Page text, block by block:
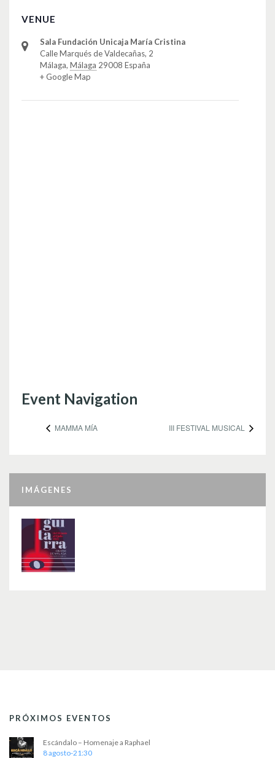
VENUE
Sala Fundación Unicaja María Cristina
Calle Marqués de Valdecañas, 2
Málaga, Málaga 29008 España
+ Google Map
Event Navigation
MAMMA MÍA III FESTIVAL MUSICAL
IMÁGENES
PRÓXIMOS EVENTOS
Escándalo – Homenaje a Raphael
8 agosto-21:30